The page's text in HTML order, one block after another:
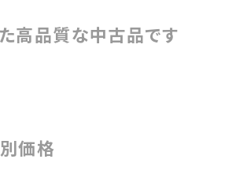
高品質な中古品です
価格